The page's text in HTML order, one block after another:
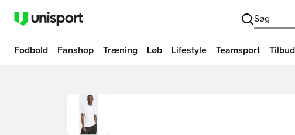
Søg
Fodbold Fanshop Træning Løb Lifestyle Teamsport Tilbud